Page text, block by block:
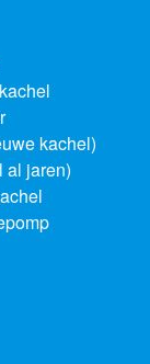
kachel)
al jaren)